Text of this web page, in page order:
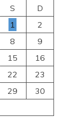
S
D
1
2
8
9
15
16
22
23
29
30